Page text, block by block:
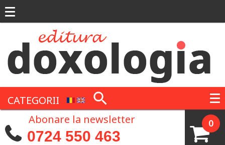
CATEGORII
0
Abonare la newsletter
0724 550 463